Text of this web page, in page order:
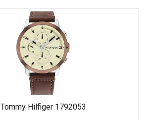
Tommy Hilfiger 1792053